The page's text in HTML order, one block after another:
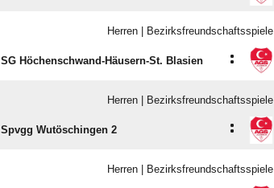
Herren | Bezirksfreundschaftsspiele
SG Höchenschwand-Häusern-St. Blasien :
Herren | Bezirksfreundschaftsspiele
Spvgg Wutöschingen 2 :
Herren | Bezirksfreundschaftsspiele